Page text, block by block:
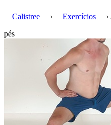
Calistree › Exercícios
pés